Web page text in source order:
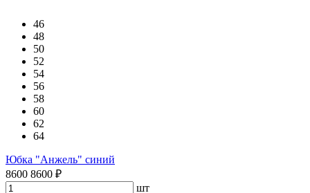
46
48
50
52
54
56
58
60
62
64
Юбка "Анжель" синий
8600 8600 ₽
шт